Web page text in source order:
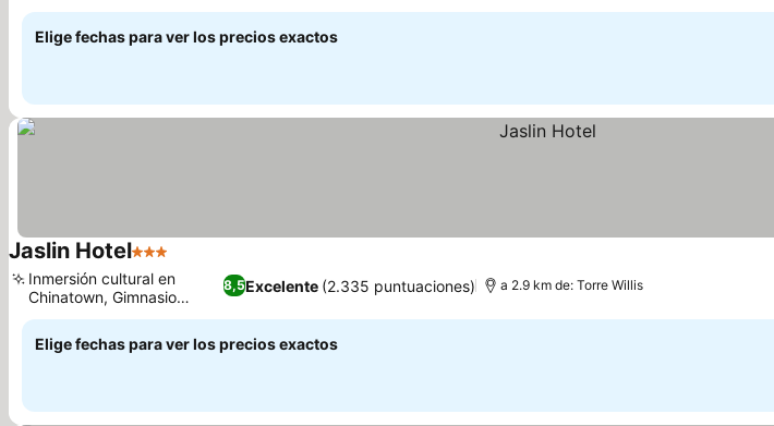
Elige fechas para ver los precios exactos
Jaslin Hotel3 Estrellas
8,5Excelente (2.335 puntuaciones)
Inmersión cultural en
Chinatown, Gimnasio
moderno
a 2.9 km de: Torre Willis
Elige fechas para ver los precios exactos